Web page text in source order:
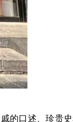
的口述、珍贵